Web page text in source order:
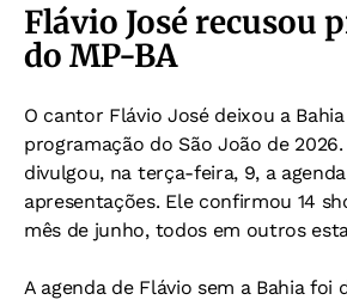
Flávio José recusou
do MP-BA
O cantor Flávio José deixou a
programação do São João de
divulgou, na terça-feira, 9, a
apresentações. Ele confirmou 14
mês de junho, todos em outros
A agenda de Flávio sem a Bahia foi